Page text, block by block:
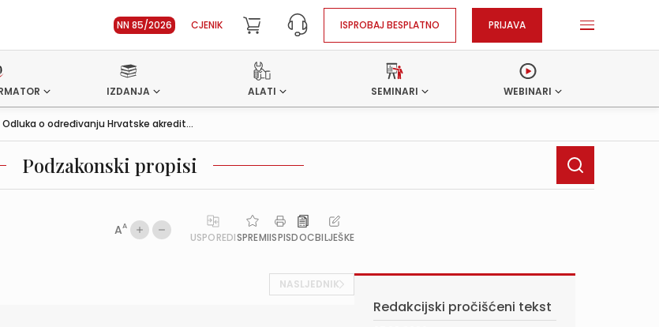
NN 85/2026 CJENIK ISPROBAJ BESPLATNO PRIJAVA
IZDANJA ALATI SEMINARI WEBINARI
Odluka o određivanju Hrvatske akredit...
Podzakonski propisi
AA
USPOREDISPREMIISPISDOCBILJEŠKE
NASLJEDNIK
Redakcijski pročišćeni tekst